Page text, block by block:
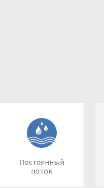
Постоянный
поток